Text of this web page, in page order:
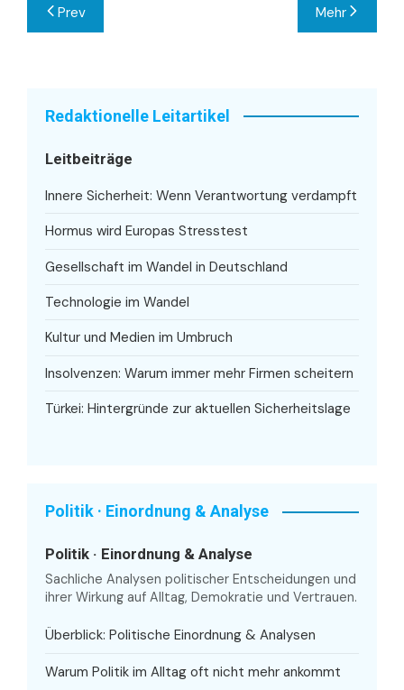
Beitragsnavigation
Prev Mehr
Redaktionelle Leitartikel
Leitbeiträge
Innere Sicherheit: Wenn Verantwortung verdampft
Hormus wird Europas Stresstest
Gesellschaft im Wandel in Deutschland
Technologie im Wandel
Kultur und Medien im Umbruch
Insolvenzen: Warum immer mehr Firmen scheitern
Türkei: Hintergründe zur aktuellen Sicherheitslage
Politik · Einordnung & Analyse
Politik · Einordnung & Analyse
Sachliche Analysen politischer Entscheidungen und
ihrer Wirkung auf Alltag, Demokratie und Vertrauen.
Überblick: Politische Einordnung & Analysen
Warum Politik im Alltag oft nicht mehr ankommt